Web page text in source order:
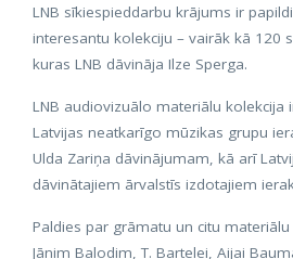
LNB sīkiespieddarbu krājums ir
interesantu kolekciju – vairāk kā 120
kuras LNB dāvināja Ilze Sperga.
LNB audiovizuālo materiālu kolekcija
Latvijas neatkarīgo mūzikas grupu
Ulda Zariņa dāvinājumam, kā arī
dāvinātajiem ārvalstīs izdotajiem
Paldies par grāmatu un citu
Jānim Balodim, T. Bartelei, Aijai